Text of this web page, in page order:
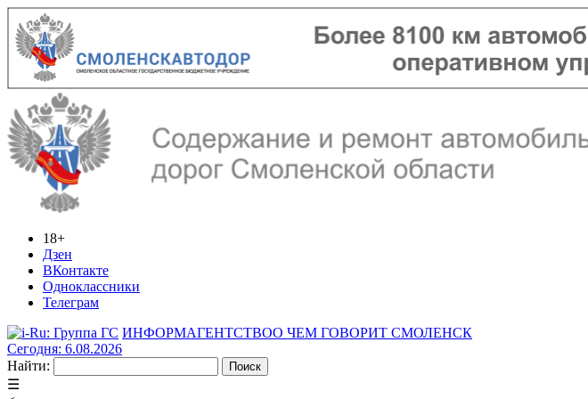
18+
Дзен
ВКонтакте
Одноклассники
Телеграм
ИНФОРМАГЕНТСТВОО ЧЕМ ГОВОРИТ СМОЛЕНСК
Сегодня: 6.08.2026
Найти:
☰